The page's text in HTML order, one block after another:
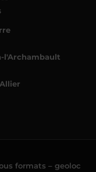
l'Archambault
formats – geoloc